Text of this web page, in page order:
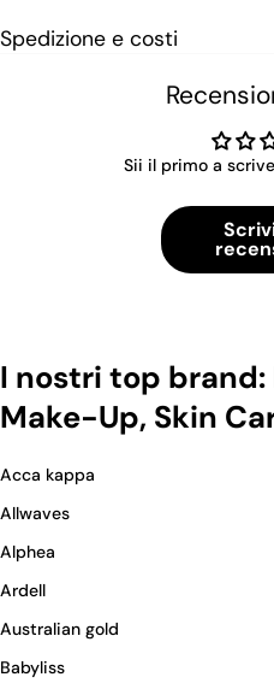
Spedizione e costi
Sii il primo a
I nostri top brand:
Make-Up, Skin
Acca kappa
Allwaves
Alphea
Ardell
Australian gold
Babyliss